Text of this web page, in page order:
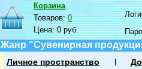
Корзина
Товаров:0
Цена:0 руб.
Жанр "Сувенирная
Личное пространство